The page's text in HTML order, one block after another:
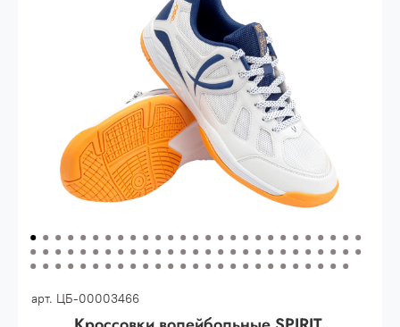
- сумма всех заказов за 6 месяцев
80.000 рублей
- сумма всех заказов за 6 месяцев
200.000 рублей.
(38%) -сумма всех заказов за 6 месяцев -
400.000 рублей.
арт. ЦБ-00003466